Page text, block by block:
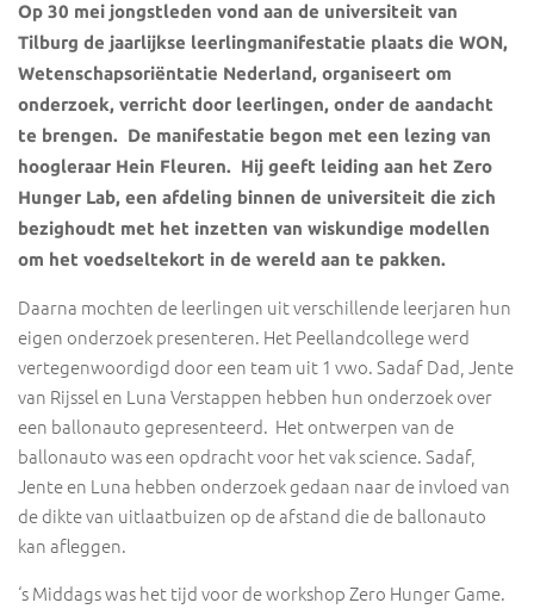
Op 30 mei jongstleden vond aan de universiteit van
Tilburg de jaarlijkse leerlingmanifestatie plaats die WON,
Wetenschapsoriëntatie Nederland, organiseert om
onderzoek, verricht door leerlingen, onder de aandacht
te brengen. De manifestatie begon met een lezing van
hoogleraar Hein Fleuren. Hij geeft leiding aan het Zero
Hunger Lab, een afdeling binnen de universiteit die zich
bezighoudt met het inzetten van wiskundige modellen
om het voedseltekort in de wereld aan te pakken.
Daarna mochten de leerlingen uit verschillende leerjaren hun
eigen onderzoek presenteren. Het Peellandcollegewerd
vertegenwoordigd dooreen team uit 1 vwo.SadafDad , Jente
van Rijssel en Luna Verstappen hebben hun onderzoek over
een ballonauto gepresenteerd. Het ontwerpen van de
ballonautowas een opdracht voor het vakscience.Sadaf,
Jente en Luna hebben onderzoek gedaan naar de invloed van
de dikte van uitlaatbuizen op deafstand die de ballonauto
kan afleggen.
‘s Middags was het tijd voor de workshop Zero Hunger Game.